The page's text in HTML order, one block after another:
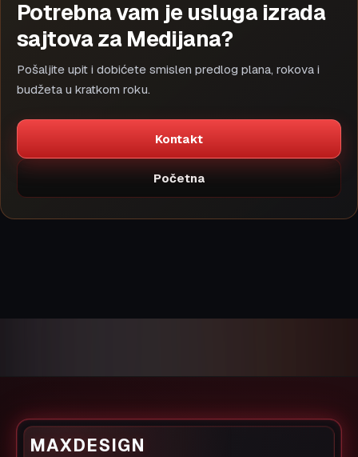
Potrebna vam je usluga izrada
sajtova za Medijana?
Pošaljite upit i dobićete smislen predlog plana, rokova i
budžeta u kratkom roku.
Kontakt
Početna
MAXDESIGN